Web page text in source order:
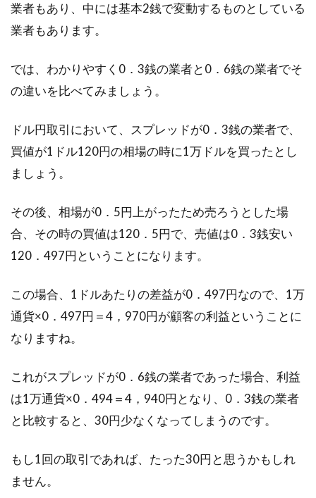
業者もあり、中には基本2銭で変動するものとしている
業者もあります。
では、わかりやすく0．3銭の業者と0．6銭の業者でそ
の違いを比べてみましょう。
ドル円取引において、スプレッドが0．3銭の業者で、
買値が1ドル120円の相場の時に1万ドルを買ったとし
ましょう。
その後、相場が0．5円上がったため売ろうとした場
合、その時の買値は120．5円で、売値は0．3銭安い
120．497円ということになります。
この場合、1ドルあたりの差益が0．497円なので、1万
通貨×0．497円＝4，970円が顧客の利益ということに
なりますね。
これがスプレッドが0．6銭の業者であった場合、利益
は1万通貨×0．494＝4，940円となり、0．3銭の業者
と比較すると、30円少なくなってしまうのです。
もし1回の取引であれば、たった30円と思うかもしれ
ません。